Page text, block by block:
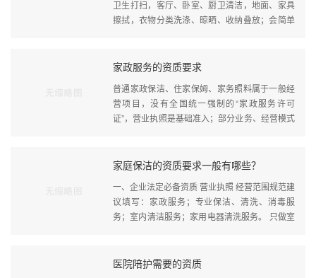
卫生打扫，客厅、卧室、厨卫清洁，地面、家具
擦拭，衣物分类洗涤、晾晒、收纳叠放；会简单
家政服务的资质要求
普通家政保洁、住家保姆、家务照料属于一般经
营项目，没有全国统一强制的“家政服务许可
证”，营业执照是基础准入；部分业务、经营模式
家庭保洁的资质要求一般有哪些？
一、企业法定必备资质 营业执照 经营范围规范建
议填写：家政服务；专业保洁、清洗、消毒服
务；室内清洁服务；家用电器清洗服务。 只做室
医院陪护需要的资质